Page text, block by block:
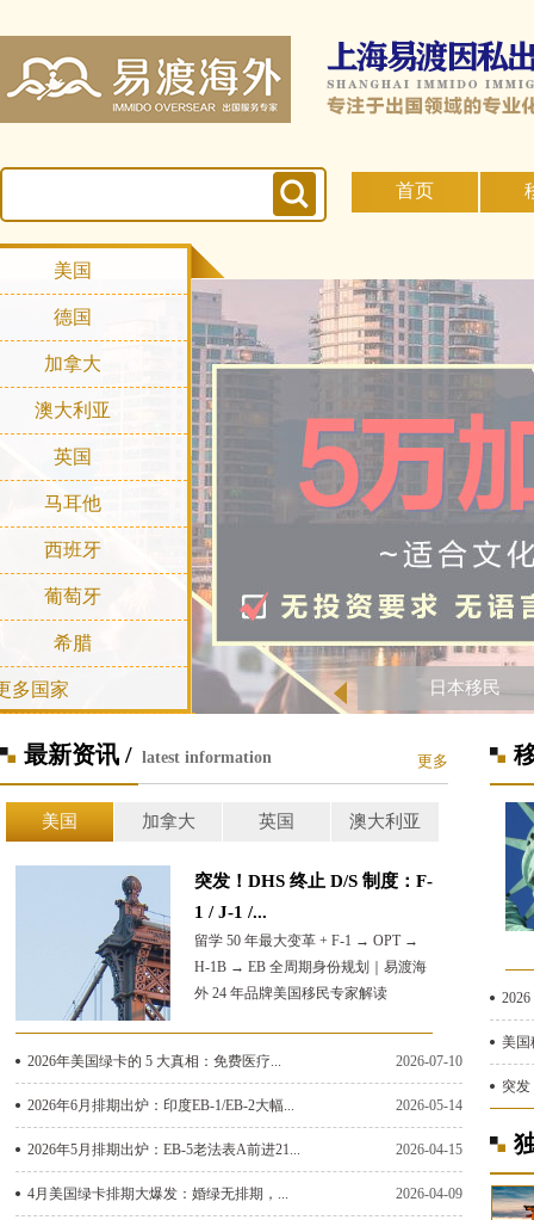
首页
美国
德国
加拿大
澳大利亚
英国
马耳他
西班牙
葡萄牙
希腊
多国家 日本移民
更多
最新资讯 / latest information
美国 加拿大 英国 澳大利亚
突发！DHS 终止 D/S 制度：F-
1 / J-1 /...
留学 50 年最大变革 + F-1 → OPT →
H-1B → EB 全周期身份规划｜易渡海
外 24 年品牌美国移民专家解读
2026-07-10
2026年美国绿卡的 5 大真相：免费医疗...
2026-05-14
2026年6月排期出炉：印度EB-1/EB-2大幅...
2026-04-15
2026年5月排期出炉：EB-5老法表A前进21...
2026-04-09
4月美国绿卡排期大爆发：婚绿无排期，...
美国
突发